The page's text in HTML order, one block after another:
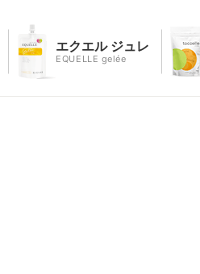
エクエル ジュレ
EQUELLE gelée